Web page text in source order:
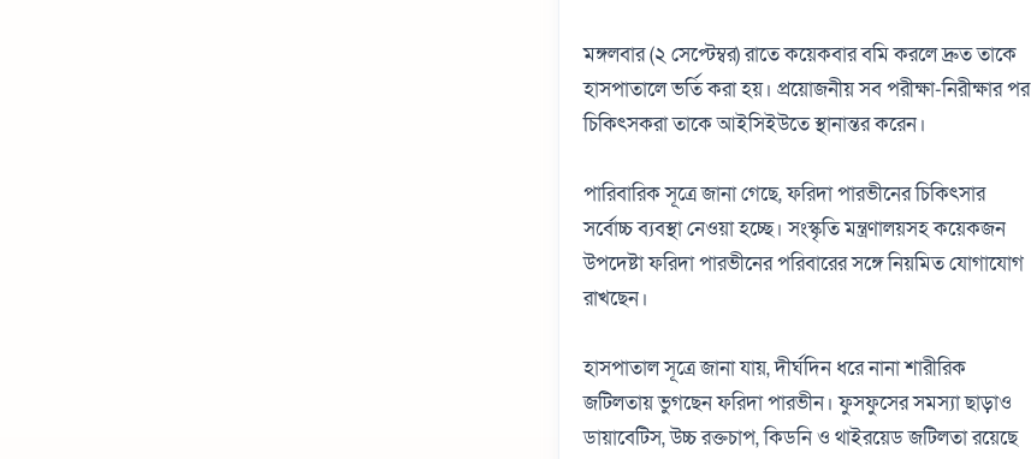
মঙ্গলবার (২ সেপ্টেম্বর) রাতে কয়েকবার বমি করলে দ্রুত তাকে
হাসপাতালে ভর্তি করা হয়। প্রয়োজনীয় সব পরীক্ষা-নিরীক্ষার পর
চিকিৎসকরা তাকে আইসিইউতে স্থানান্তর করেন।
পারিবারিক সূত্রে জানা গেছে, ফরিদা পারভীনের চিকিৎসার
সর্বোচ্চ ব্যবস্থা নেওয়া হচ্ছে। সংস্কৃতি মন্ত্রণালয়সহ কয়েকজন
উপদেষ্টা ফরিদা পারভীনের পরিবারের সঙ্গে নিয়মিত যোগাযোগ
রাখছেন।
হাসপাতাল সূত্রে জানা যায়, দীর্ঘদিন ধরে নানা শারীরিক
জটিলতায় ভুগছেন ফরিদা পারভীন। ফুসফুসের সমস্যা ছাড়াও
ডায়াবেটিস, উচ্চ রক্তচাপ, কিডনি ও থাইরয়েড জটিলতা রয়েছে